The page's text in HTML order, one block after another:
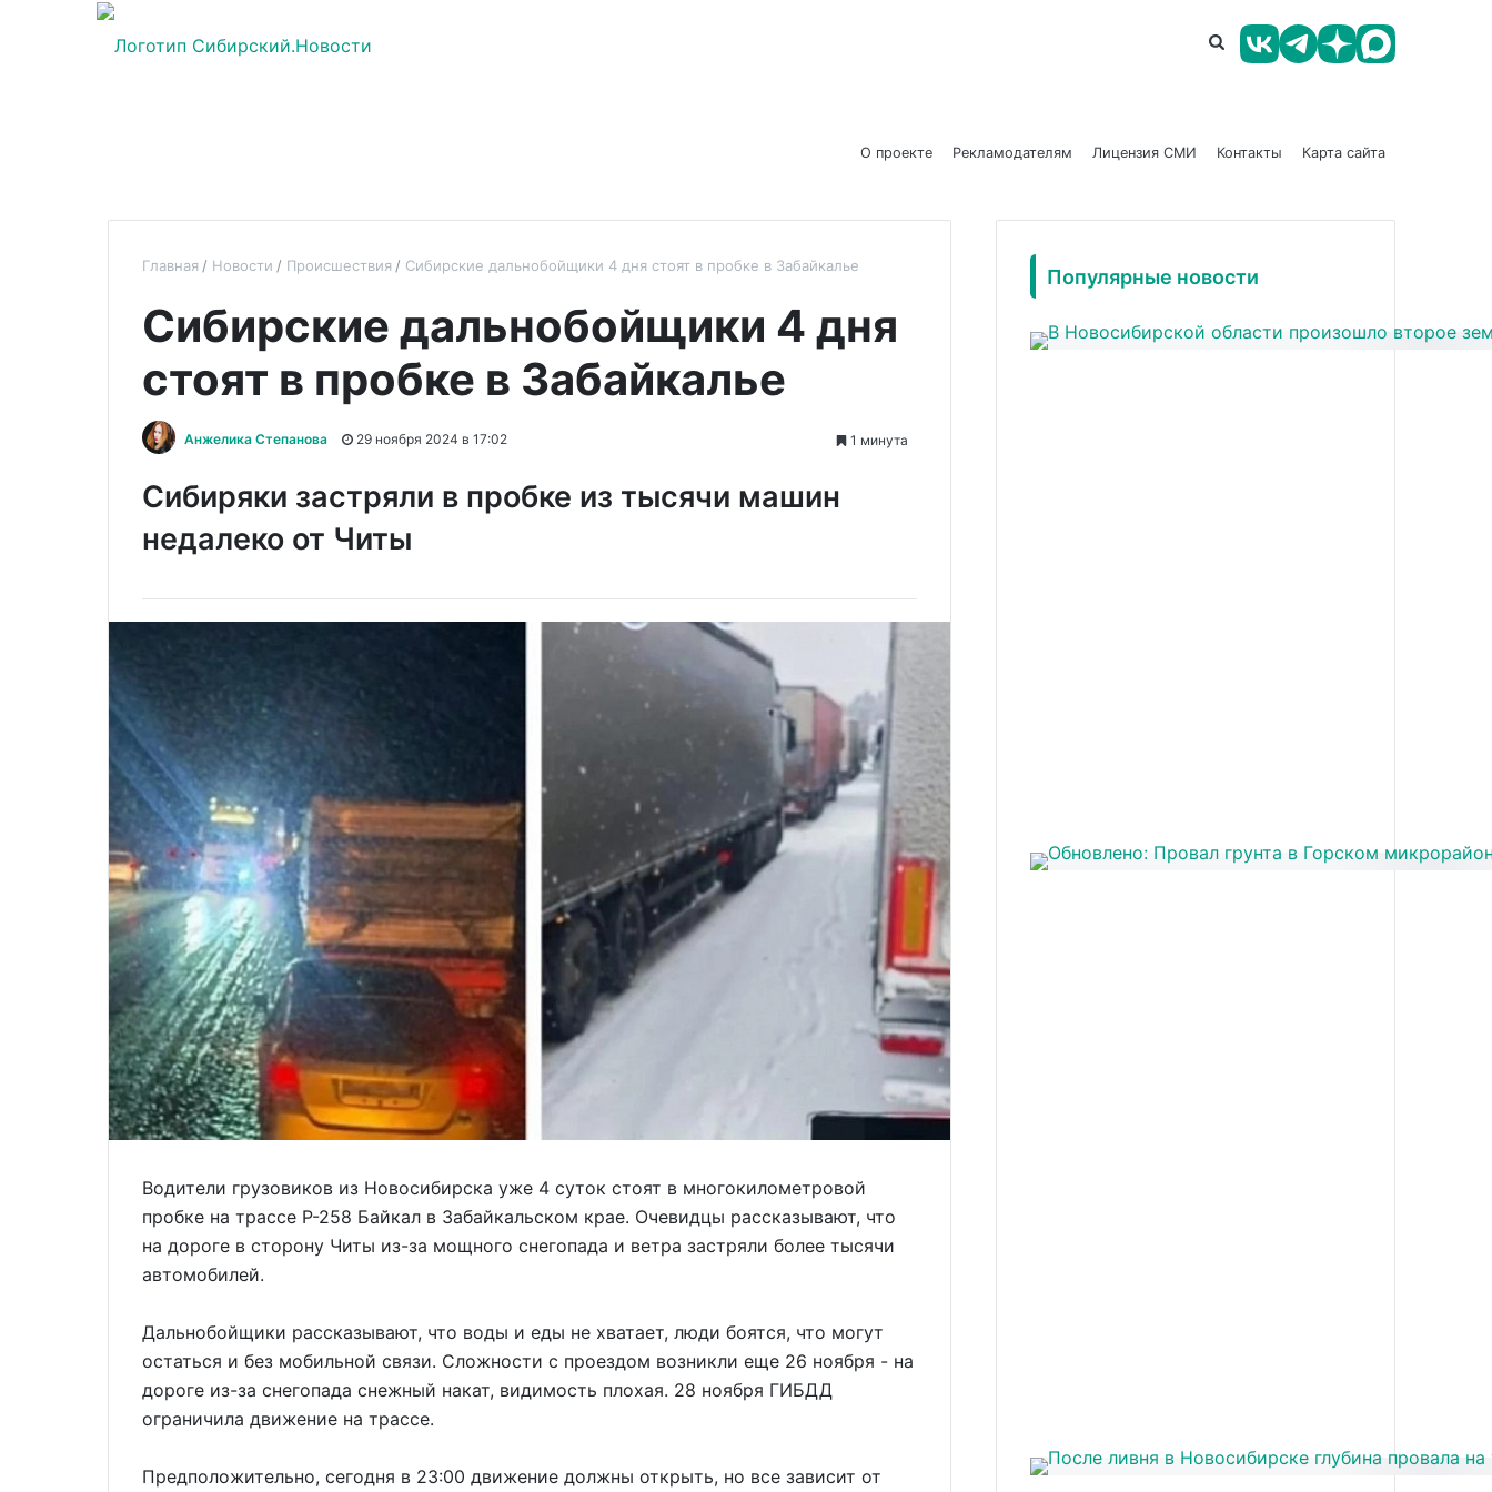
О проекте Рекламодателям Лицензия СМИ Контакты Карта сайта
Главная Новости Происшествия Сибирские дальнобойщики 4 дня стоят в пробке в Забайкалье
Сибирские дальнобойщики 4 дня
стоят в пробке в Забайкалье
Анжелика Степанова 29 ноября 2024 в 17:02 1 минута
Сибиряки застряли в пробке из тысячи машин
недалеко от Читы
Водители грузовиков из Новосибирска уже 4 суток стоят в многокилометровой
пробке на трассе Р-258 Байкал в Забайкальском крае. Очевидцы рассказывают, что
на дороге в сторону Читы из-за мощного снегопада и ветра застряли более тысячи
автомобилей.
Дальнобойщики рассказывают, что воды и еды не хватает, люди боятся, что могут
остаться и без мобильной связи. Сложности с проездом возникли еще 26 ноября - на
дороге из-за снегопада снежный накат, видимость плохая. 28 ноября ГИБДД
ограничила движение на трассе.
Предположительно, сегодня в 23:00 движение должны открыть, но все зависит от
Популярные новости